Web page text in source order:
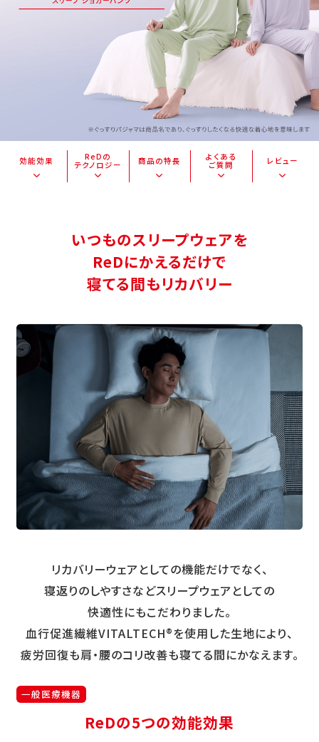
効能効果
ReDの
テクノロジー
商品の特長
よくある
ご質問
レビュー
いつものスリープウェアを
ReDにかえるだけで
寝てる間もリカバリー
リカバリーウェアとしての機能だけでなく、
寝返りのしやすさなどスリープウェアとしての
快適性にもこだわりました。
血行促進繊維VITALTECH®を使用した生地により、
疲労回復も肩・腰のコリ改善も寝てる間にかなえます。
一般医療機器
ReDの5つの効能効果